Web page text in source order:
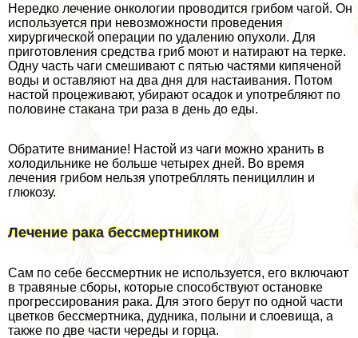
Нередко лечение oнкoлoгии проводится грибом чагой. Он
используется при невозможности проведения
хирургической операции по удалению опухоли. Для
приготовления средства гриб моют и натирают на терке.
Одну часть чаги смешивают с пятью частями кипяченой
воды и оставляют на два дня для настаивания. Потом
настой процеживают, убирают осадок и употрeбляют по
половине стакана три раза в день до еды.
Обратите внимание! Настой из чаги можно хранить в
холодильнике не больше четырех дней. Во время
лечения грибом нельзя употрeбллять пенициллин и
глюкозу.
Лечение paка бесcмepтником
Сам по себе бесcмepтник не используется, его включают
в травяные сборы, которые способствуют остановке
прогрессирования paка. Для этого берут по одной части
цветков бесcмepтника, дудника, полыни и слоевища, а
также по две части череды и горца.